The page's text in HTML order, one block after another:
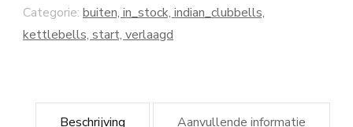
Categorie: buiten, in_stock, indian_clubbells,
kettlebells, start, verlaagd
Beschrijving Aanvullende informatie